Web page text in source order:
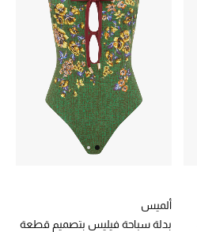
ألميس
بدلة سباحة فيليس بتصميم قطعة